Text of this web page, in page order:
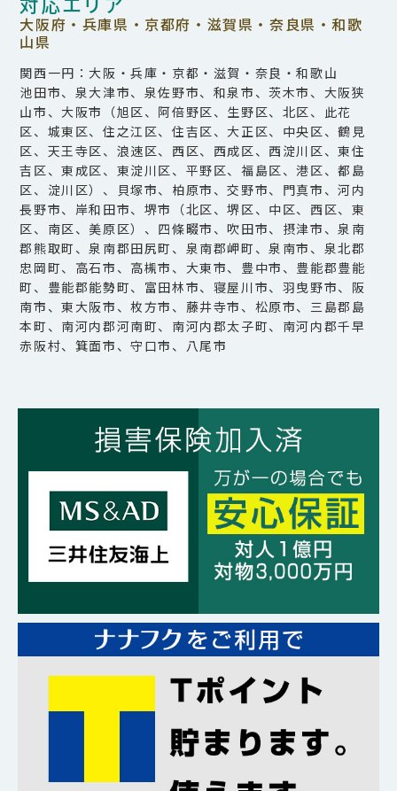
大阪府・兵庫県・京都府・滋賀県・奈良県・和歌
山県
関西一円：大阪・兵庫・京都・滋賀・奈良・和歌山
池田市、泉大津市、泉佐野市、和泉市、茨木市、大阪狭
山市、大阪市（旭区、阿倍野区、生野区、北区、此花
区、城東区、住之江区、住吉区、大正区、中央区、鶴見
区、天王寺区、浪速区、西区、西成区、西淀川区、東住
吉区、東成区、東淀川区、平野区、福島区、港区、都島
区、淀川区）、貝塚市、柏原市、交野市、門真市、河内
長野市、岸和田市、堺市（北区、堺区、中区、西区、東
区、南区、美原区）、四條畷市、吹田市、摂津市、泉南
郡熊取町、泉南郡田尻町、泉南郡岬町、泉南市、泉北郡
忠岡町、高石市、高槻市、大東市、豊中市、豊能郡豊能
町、豊能郡能勢町、富田林市、寝屋川市、羽曳野市、阪
南市、東大阪市、枚方市、藤井寺市、松原市、三島郡島
本町、南河内郡河南町、南河内郡太子町、南河内郡千早
赤阪村、箕面市、守口市、八尾市